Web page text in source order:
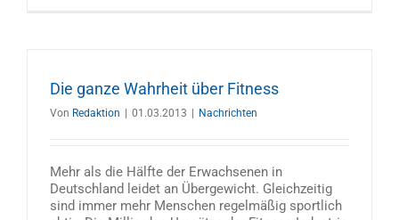
Die ganze Wahrheit über Fitness
Von Redaktion 01.03.2013 Nachrichten
Mehr als die Hälfte der Erwachsenen in
Deutschland leidet an Übergewicht. Gleichzeitig
sind immer mehr Menschen regelmäßig sportlich